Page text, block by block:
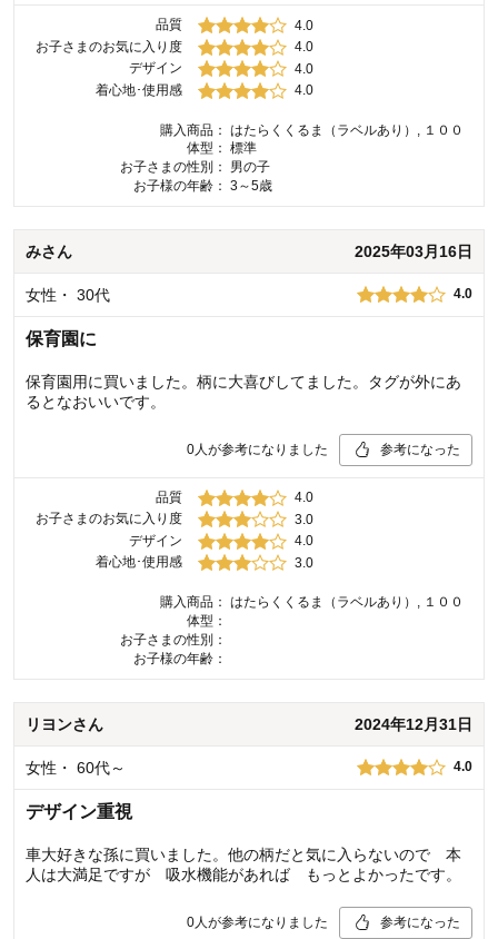
品質
4.0
お子さまのお気に入り度
4.0
デザイン
4.0
着心地･使用感
4.0
購入商品： はたらくくるま（ラベルあり）, １００
体型： 標準
お子さまの性別：
男の子
お子様の年齢： 3～5歳
みさん 2025年03月16日
女性 ・ 30代 4.0
保育園に
保育園用に買いました。柄に大喜びしてました。タグが外にあ
るとなおいいです。
0人が参考になりました 参考になった
品質
4.0
お子さまのお気に入り度
3.0
デザイン
4.0
着心地･使用感
3.0
購入商品： はたらくくるま（ラベルあり）, １００
体型：
お子さまの性別：
お子様の年齢：
リヨンさん 2024年12月31日
女性 ・ 60代～ 4.0
デザイン重視
車大好きな孫に買いました。他の柄だと気に入らないので 本
人は大満足ですが 吸水機能があれば もっとよかったです。
0人が参考になりました 参考になった